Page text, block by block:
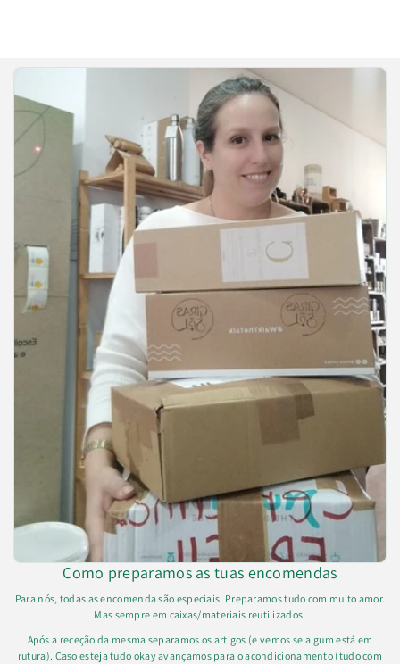
Como preparamos as tuas encomendas
Para nós, todas as encomenda são especiais. Preparamos tudo com muito amor.
Mas sempre em caixas/materiais reutilizados.
Após a receção da mesma separamos os artigos (e vemos se algum está em
rutura). Caso esteja tudo okay avançamos para o acondicionamento (tudo com